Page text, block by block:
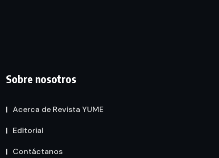
Sobre nosotros
Acerca de Revista YUME
Editorial
Contáctanos